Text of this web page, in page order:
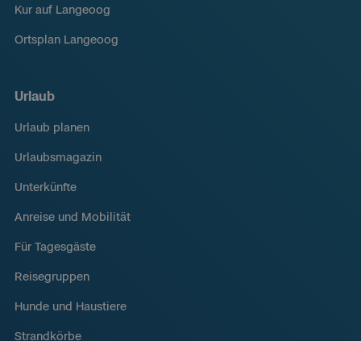
Kur auf Langeoog
Ortsplan Langeoog
Urlaub
Urlaub planen
Urlaubsmagazin
Unterkünfte
Anreise und Mobilität
Für Tagesgäste
Reisegruppen
Hunde und Haustiere
Strandkörbe